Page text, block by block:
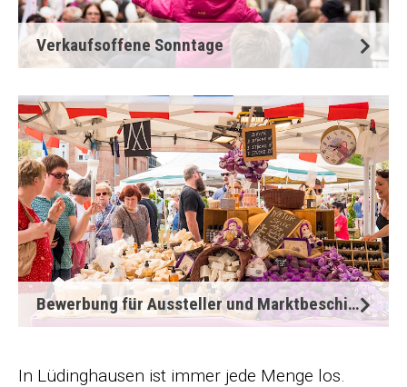
Verkaufsoffene Sonntage
Bewerbung für Aussteller und Marktbeschicker
In Lüdinghausen ist immer jede Menge los.